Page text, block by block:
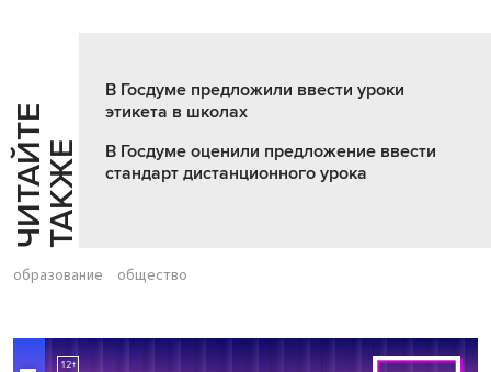
Ч
И
Т
АЙ
Т
Е
Т
А
К
ЖЕ
В Госдуме предложили ввести уроки
этикета в школах
В Госдуме оценили предложение ввести
стандарт дистанционного урока
образование общество